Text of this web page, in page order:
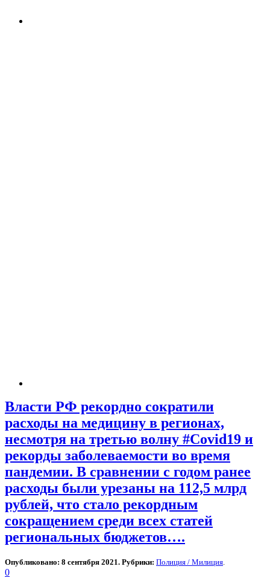
Власти РФ рекордно сократили
расходы на медицину в регионах,
несмотря на третью волну #Covid19 и
рекорды заболеваемости во время
пандемии. В сравнении с годом ранее
расходы были урезаны на 112,5 млрд
рублей, что стало рекордным
сокращением среди всех статей
региональных бюджетов….
Опубликовано: 8 сентября 2021. Рубрики: Полиция / Милиция
0